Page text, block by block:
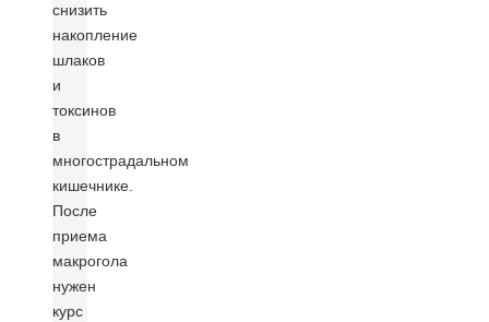
снизить
накопление
шлаков
и
токсинов
в
многострадальном
кишечнике.
После
приема
макрогола
нужен
курс